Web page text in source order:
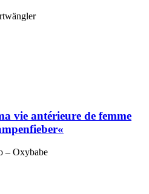
vie antérieure de femme
– Oxybabe